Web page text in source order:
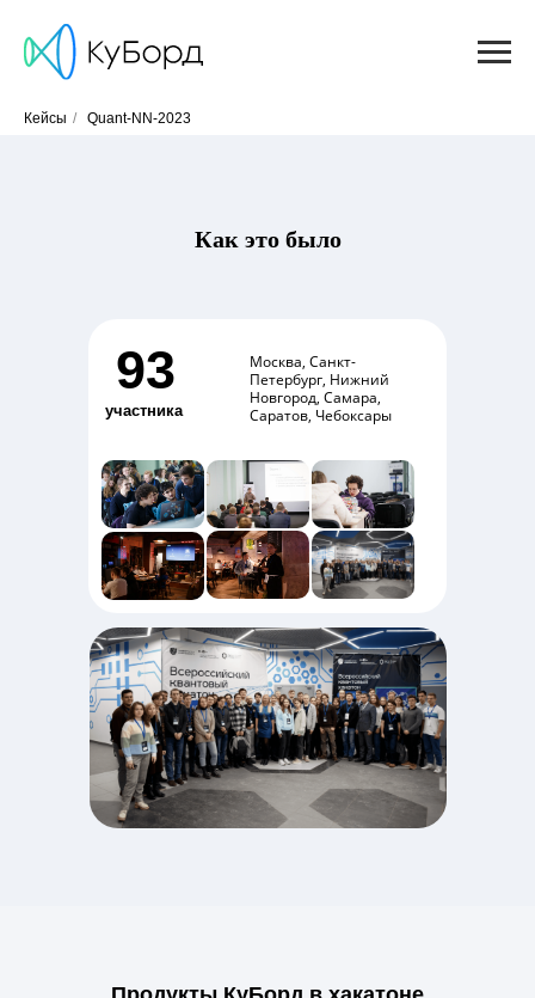
Кейсы / Quant-NN-2023
Как это было
Москва, Санкт-
Петербург, Нижний
Новгород, Самара,
Саратов, Чебоксары
участника
93